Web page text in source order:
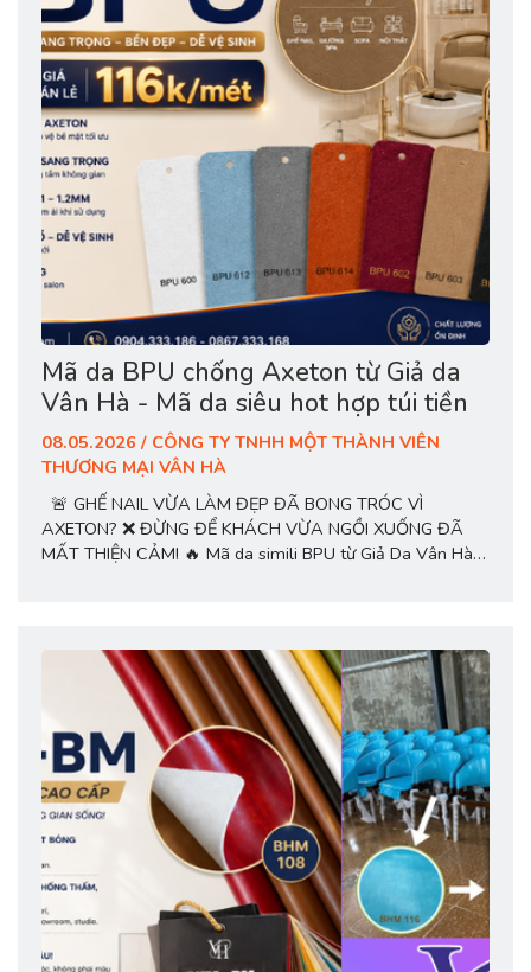
Mã da BPU chống Axeton từ Giả da
Vân Hà - Mã da siêu hot hợp túi tiền
08.05.2026 / CÔNG TY TNHH MỘT THÀNH VIÊN
THƯƠNG MẠI VÂN HÀ
🚨 GHẾ NAIL VỪA LÀM ĐẸP ĐÃ BONG TRÓC VÌ
AXETON? ❌ ĐỪNG ĐỂ KHÁCH VỪA NGỒI XUỐNG ĐÃ
MẤT THIỆN CẢM! 🔥 Mã da simili BPU từ Giả Da Vân Hà –